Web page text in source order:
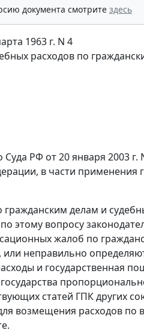
документа смотрите здесь
1963 г. N 4
расходов по
РФ от 20 января 2003
в части применения
делам и
этому вопросу
жалоб по
неправильно
и государственная
статей ГПК других
возмещения расходов по